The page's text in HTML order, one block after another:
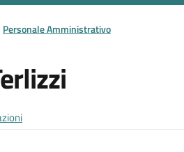
Personale Amministrativo